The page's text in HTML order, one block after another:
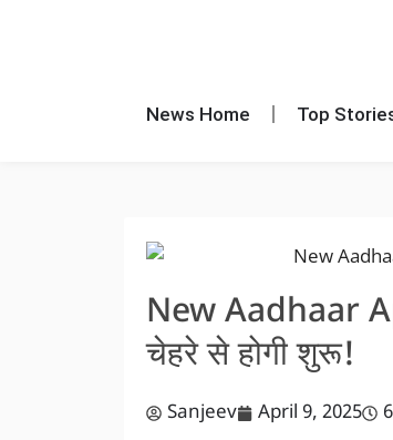
News Home Top
New Aadhaar
चेहरे से होगी शुरू!
Sanjeev April 9, 2025